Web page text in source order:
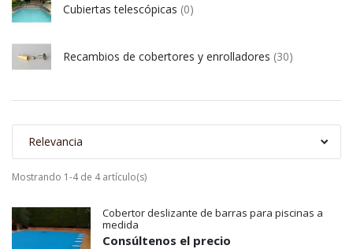
Cubiertas telescópicas (0)
Recambios de cobertores y enrolladores (30)
Relevancia
Mostrando 1-4 de 4 artículo(s)
Cobertor deslizante de barras para piscinas a
medida
Consúltenos el precio